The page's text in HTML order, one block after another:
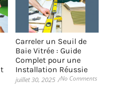
Carreler un Seuil de
Baie Vitrée : Guide
Complet pour une
Installation Réussie
juillet 30, 2025 /No Comments